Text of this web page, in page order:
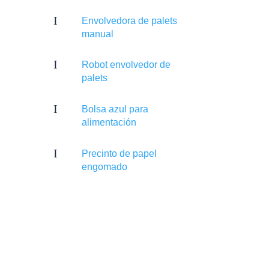
I
Envolvedora de palets
manual
I
Robot envolvedor de
palets
I
Bolsa azul para
alimentación
I
Precinto de papel
engomado